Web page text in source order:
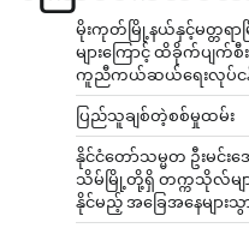
မိုးကုတ်မြို့နယ်နှင့်မတ္တရာ
များကြောင့် ထိခိုက်ပျက်စီ
ကူညီကယ်ဆယ်ရေးလုပ်ငန်း
ပြည်သူချစ်တဲ့စစ်မှုထမ်း
နိုင်ငံတော်သမ္မတ ဦးမင်း
သိမ်မြို့တို့ရှိ တက္ကသိုလ်မျာ
နိုင်မည့် အခြေအနေများ